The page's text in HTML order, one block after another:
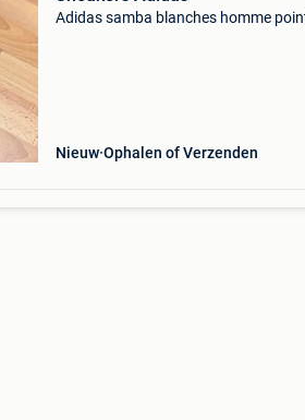
Adidas samba blanches homme
Nieuw Ophalen of Verzenden